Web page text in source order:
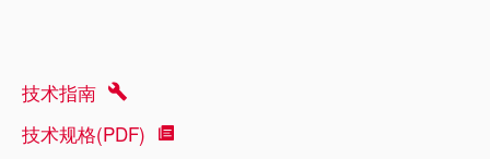
技术指南
技术规格(PDF)